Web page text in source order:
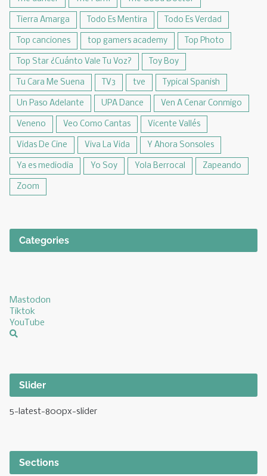
Tierra Amarga Todo Es Mentira Todo Es Verdad
Top canciones top gamers academy Top Photo
Top Star ¿Cuánto Vale Tu Voz? Toy Boy
Tu Cara Me Suena TV3 tve Typical Spanish
Un Paso Adelante UPA Dance Ven A Cenar Conmigo
Veneno Veo Como Cantas Vicente Vallés
Vidas De Cine Viva La Vida Y Ahora Sonsoles
Ya es mediodia Yo Soy Yola Berrocal Zapeando
Zoom
Categories
Mastodon
Tiktok
YouTube
Slider
5-latest-800px-slider
Sections